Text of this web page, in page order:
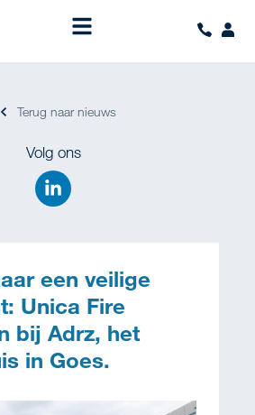
Terug naar nieuws
Volg ons
een veilige
Unica Fire
bij Adrz, het
in Goes.